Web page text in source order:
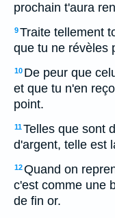
prochain t'aura
9Traite tellement
que tu ne révèles
10 De peur que
et que tu n'en
point.
11Telles que sont
d'argent, telle est
12Quand on
c'est comme une
de fin or.